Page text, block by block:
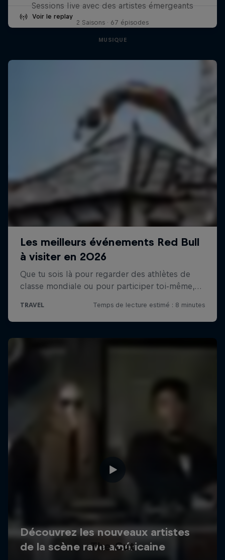
Voir le replay
Sessions live avec des artistes émergeants
2 Saisons · 67 épisodes
MUSIQUE
The Cut